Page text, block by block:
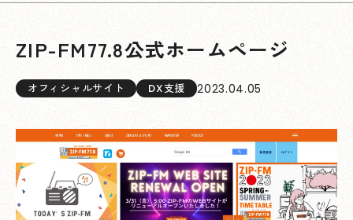
ZIP-FM77.8公式ホームページ
オフィシャルサイト DX支援 2023.04.05